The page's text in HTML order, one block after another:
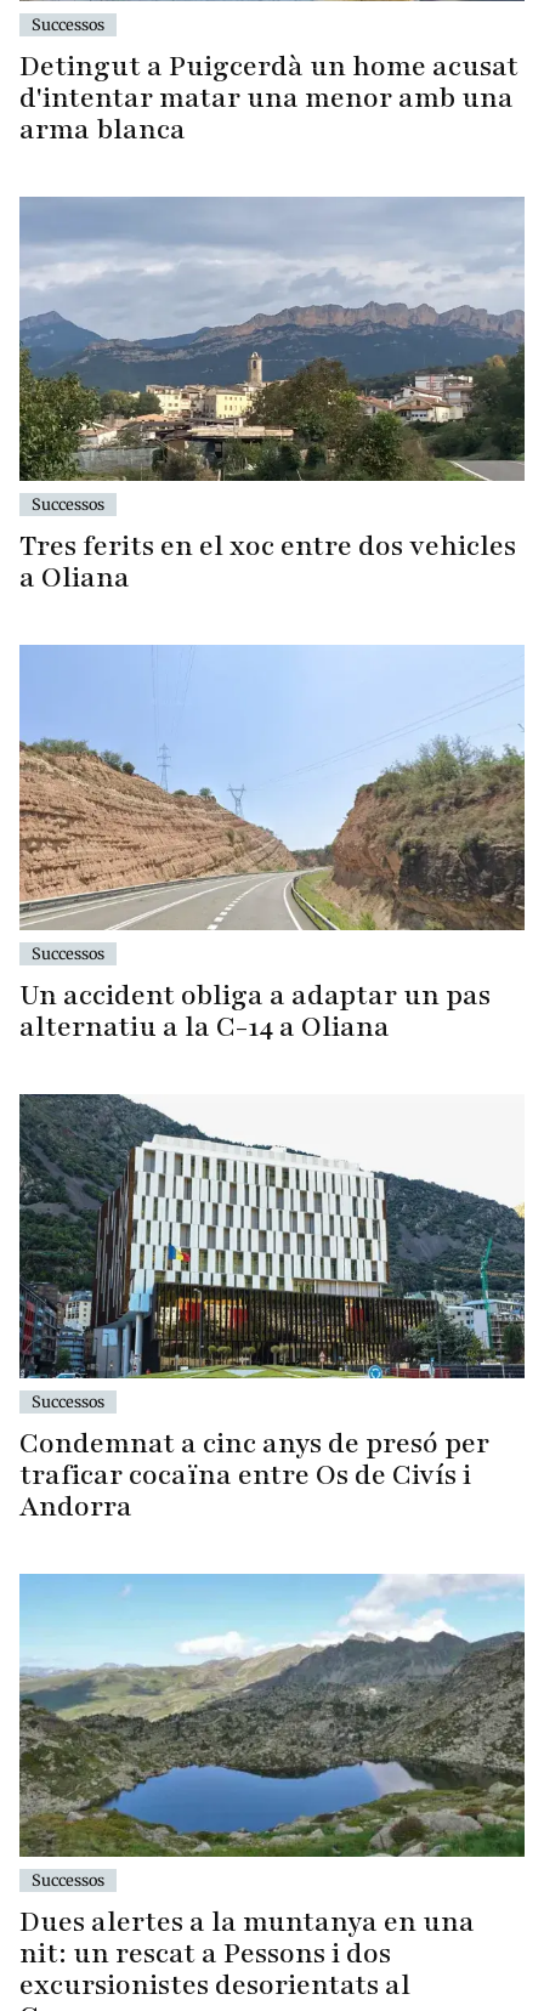
Successos
Detingut a Puigcerdà un home acusat
d'intentar matar una menor amb una
arma blanca
Successos
Tres ferits en el xoc entre dos vehicles
a Oliana
Successos
Un accident obliga a adaptar un pas
alternatiu a la C-14 a Oliana
Successos
Condemnat a cinc anys de presó per
traficar cocaïna entre Os de Civís i
Andorra
Successos
Dues alertes a la muntanya en una
nit: un rescat a Pessons i dos
excursionistes desorientats al